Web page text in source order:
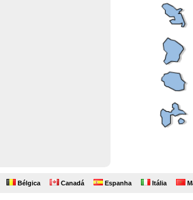
Bélgica Canadá Espanha Itália